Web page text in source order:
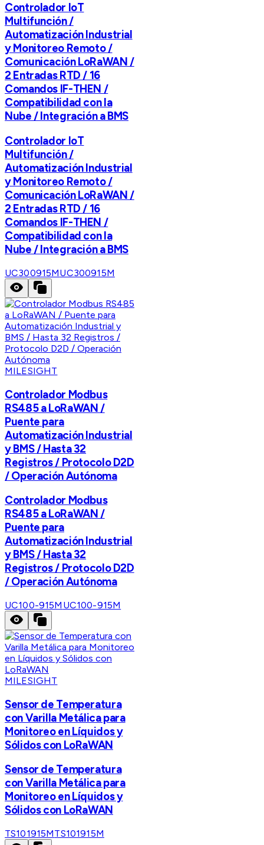
Controlador IoT
Multifunción /
Automatización Industrial
y Monitoreo Remoto /
Comunicación LoRaWAN /
2 Entradas RTD / 16
Comandos IF-THEN /
Compatibilidad con la
Nube / Integración a BMS
Controlador IoT
Multifunción /
Automatización Industrial
y Monitoreo Remoto /
Comunicación LoRaWAN /
2 Entradas RTD / 16
Comandos IF-THEN /
Compatibilidad con la
Nube / Integración a BMS
UC300915MUC300915M
MILESIGHT
Controlador Modbus
RS485 a LoRaWAN /
Puente para
Automatización Industrial
y BMS / Hasta 32
Registros / Protocolo D2D
/ Operación Autónoma
Controlador Modbus
RS485 a LoRaWAN /
Puente para
Automatización Industrial
y BMS / Hasta 32
Registros / Protocolo D2D
/ Operación Autónoma
UC100-915M UC100-915M
MILESIGHT
Sensor de Temperatura
con Varilla Metálica para
Monitoreo en Líquidos y
Sólidos con LoRaWAN
Sensor de Temperatura
con Varilla Metálica para
Monitoreo en Líquidos y
Sólidos con LoRaWAN
TS101915MTS101915M